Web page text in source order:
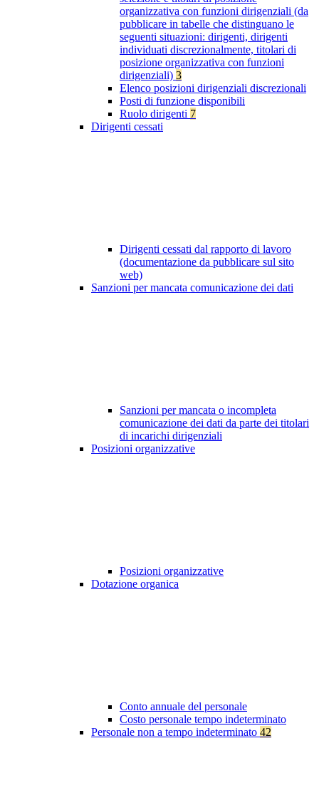
organizzativa con funzioni dirigenziali (da
pubblicare in tabelle che distinguano le
seguenti situazioni: dirigenti, dirigenti
individuati discrezionalmente, titolari di
posizione organizzativa con funzioni
dirigenziali) 3
Elenco posizioni dirigenziali discrezionali
Posti di funzione disponibili
Ruolo dirigenti 7
Dirigenti cessati
Dirigenti cessati dal rapporto di lavoro
(documentazione da pubblicare sul sito
web)
Sanzioni per mancata comunicazione dei dati
Sanzioni per mancata o incompleta
comunicazione dei dati da parte dei titolari
di incarichi dirigenziali
Posizioni organizzative
Posizioni organizzative
Dotazione organica
Conto annuale del personale
Costo personale tempo indeterminato
Personale non a tempo indeterminato 42